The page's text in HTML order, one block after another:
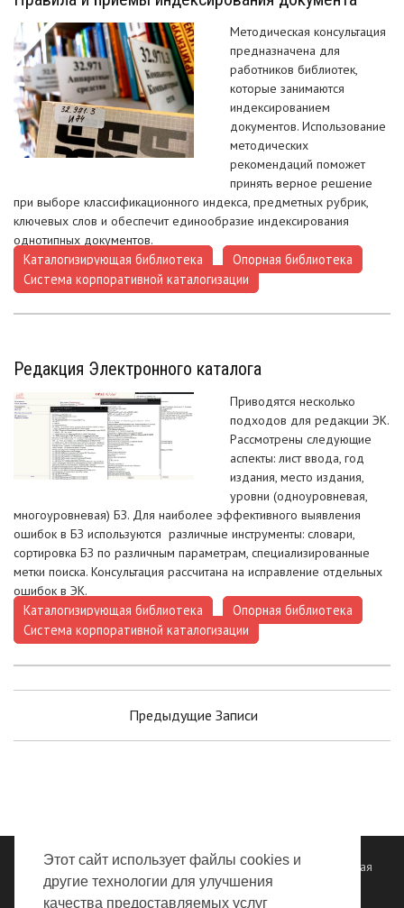
Методическая консультация
предназначена для
работников библиотек,
которые занимаются
индексированием
документов. Использование
методических
рекомендаций поможет
принять верное решение
при выборе классификационного индекса, предметных рубрик,
ключевых слов и обеспечит единообразие индексирования
однотипных документов.
Каталогизирующая библиотека Опорная библиотека
Система корпоративной каталогизации
Редакция Электронного каталога
Приводятся несколько
подходов для редакции ЭК.
Рассмотрены следующие
аспекты: лист ввода, год
издания, место издания,
уровни (одноуровневая,
многоуровневая) БЗ. Для наиболее эффективного выявления
ошибок в БЗ используются различные инструменты: словари,
сортировка БЗ по различным параметрам, специализированные
метки поиска. Консультация рассчитана на исправление отдельных
ошибок в ЭК.
Каталогизирующая библиотека Опорная библиотека
Система корпоративной каталогизации
записям
Предыдущие Записи
Все права защищены ©ГБУК "Владимирская областная научная
библиотека" 2012 - 2026
Этот сайт использует файлы cookies и
другие технологии для улучшения
качества предоставляемых услуг